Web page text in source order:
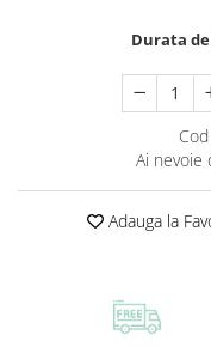
Durata
Ai nevoie
Adauga la